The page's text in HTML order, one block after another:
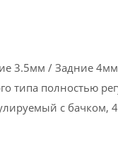
3.5мм / Задние 4мм
типа полностью
с